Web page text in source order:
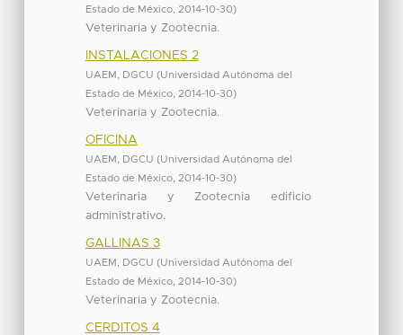
Estado de México, 2014-10-30)
Veterinaria y Zootecnia.
INSTALACIONES 2
UAEM, DGCU (Universidad Autónoma del
Estado de México, 2014-10-30)
Veterinaria y Zootecnia.
OFICINA
UAEM, DGCU (Universidad Autónoma del
Estado de México, 2014-10-30)
Veterinaria y Zootecnia edificio
administrativo.
GALLINAS 3
UAEM, DGCU (Universidad Autónoma del
Estado de México, 2014-10-30)
Veterinaria y Zootecnia.
CERDITOS 4